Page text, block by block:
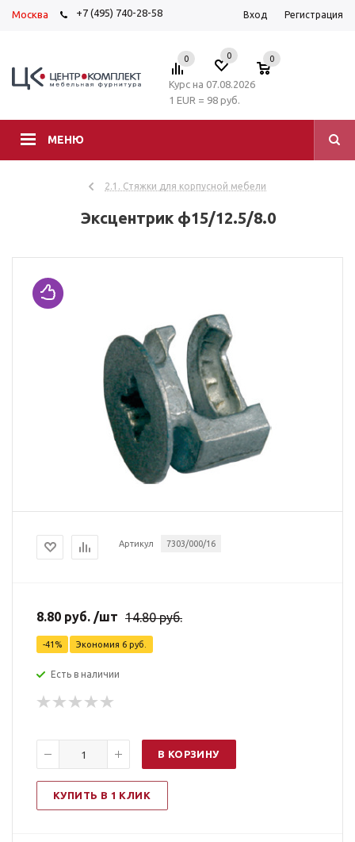
Москва +7 (495) 740-28-58 Вход Регистрация
МЕНЮ
0 0 0
Курс на 07.08.2026
1 EUR = 98 руб.
2.1. Стяжки для корпусной мебели
Эксцентрик ф15/12.5/8.0
Артикул 7303/000/16
8.80 руб. /шт 14.80руб.
-41 % Экономия 6 руб.
Есть в наличии
В КОРЗИНУ
КУПИТЬ В 1 КЛИК